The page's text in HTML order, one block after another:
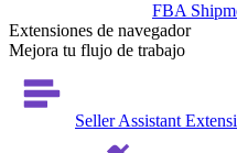
FBA
Extensiones de navegador
Mejora tu flujo de trabajo
Seller Assistant